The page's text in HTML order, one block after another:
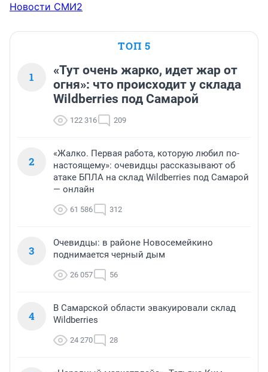
Новости СМИ2
ТОП 5
1
«Тут очень жарко, идет жар от
огня»: что происходит у склада
Wildberries под Самарой
122 316 209
2
«Жалко. Первая работа, которую любил по-
настоящему»: очевидцы рассказывают об
атаке БПЛА на склад Wildberries под Самарой
— онлайн
61 586 312
3
Очевидцы: в районе Новосемейкино
поднимается черный дым
26 057 56
4
В Самарской области эвакуировали склад
Wildberries
24 270 28